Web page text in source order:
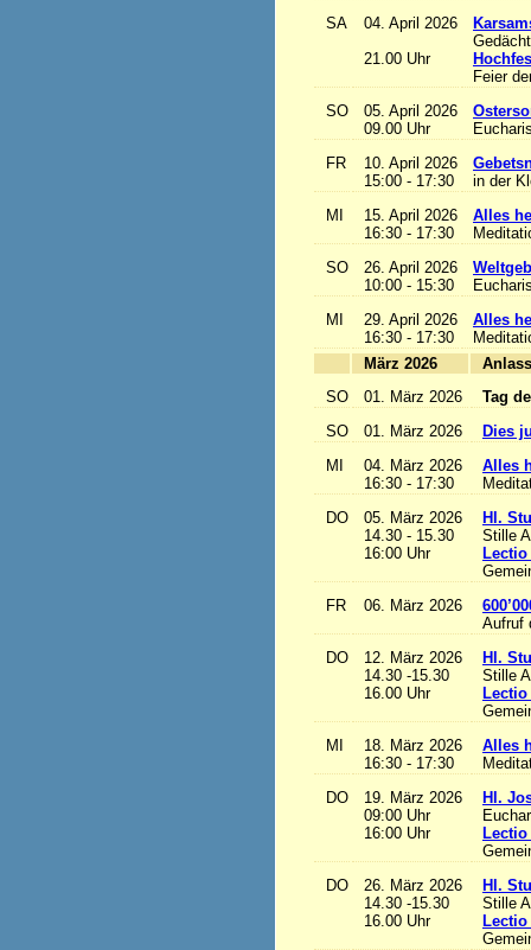
SA
04. April 2026
21.00 Uhr
Feier
SO
05. April 2026
09.00 Uhr
FR
10. April 2026
15:00 - 17:30
in der
MI
15. April 2026
16:30 - 17:30
Alles
SO
26. April 2026
10:00 - 15:30
MI
29. April 2026
16:30 - 17:30
Alles
März 2026
SO
01. März 2026
Tag
SO
01. März 2026
Dies
MI
04. März 2026
16:30 - 17:30
Alles
DO
05. März 2026
14.30 - 15.30
16:00 Uhr
Hl.
Stille
FR
06. März 2026
Aufruf
DO
12. März 2026
14.30 -15.30
16.00 Uhr
Hl.
Stille
MI
18. März 2026
16:30 - 17:30
Alles
DO
19. März 2026
09:00 Uhr
16:00 Uhr
Hl.
DO
26. März 2026
14.30 -15.30
16.00 Uhr
Hl.
Stille